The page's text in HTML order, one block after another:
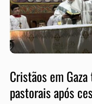
Cristãos em
pastorais após